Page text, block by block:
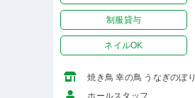
制服貸与
ネイルOK
焼き鳥 幸の鳥 うなぎのぼり
ホールスタッフ